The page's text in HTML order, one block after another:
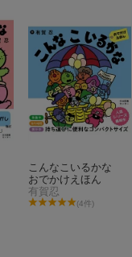
こんなこいるかな
おでかけえほん
有賀忍
(4件)